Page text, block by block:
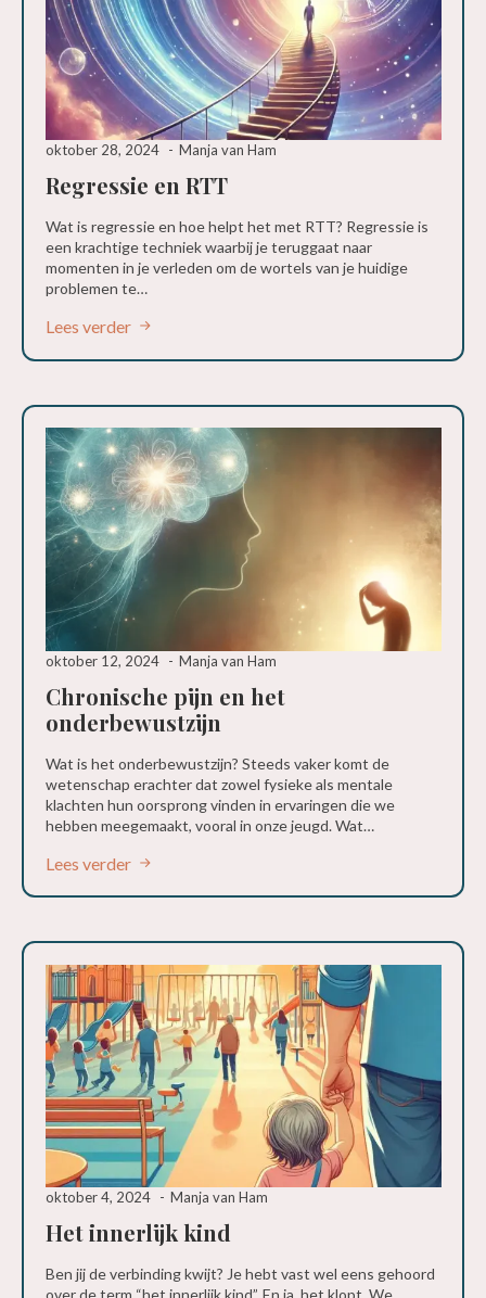
Regressie en RTT
oktober 28, 2024 Manja van Ham
Wat is regressie en hoe helpt het met RTT? Regressie is
een krachtige techniek waarbij je teruggaat naar
momenten in je verleden om de wortels van je huidige
problemen te…
Lees verder
Chronische pijn en het
onderbewustzijn
oktober 12, 2024 Manja van Ham
Wat is het onderbewustzijn? Steeds vaker komt de
wetenschap erachter dat zowel fysieke als mentale
klachten hun oorsprong vinden in ervaringen die we
hebben meegemaakt, vooral in onze jeugd. Wat…
Lees verder
Het innerlijk kind
oktober 4, 2024 Manja van Ham
Ben jij de verbinding kwijt? Je hebt vast wel eens gehoord
over de term “het innerlijk kind”. En ja, het klopt. We